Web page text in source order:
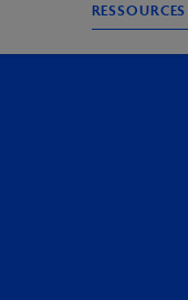
RESSOURCES